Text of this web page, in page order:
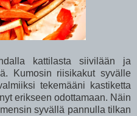
kattilasta siivilään ja
Kumosin riisikakut syvälle
tekemääni kastiketta
erikseen odottamaan. Näin
syvällä pannulla tilkan